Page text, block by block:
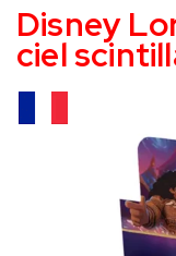
Disney
ciel